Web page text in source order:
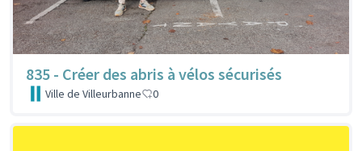
835 - Créer des abris à vélos sécurisés
Ville de Villeurbanne 0